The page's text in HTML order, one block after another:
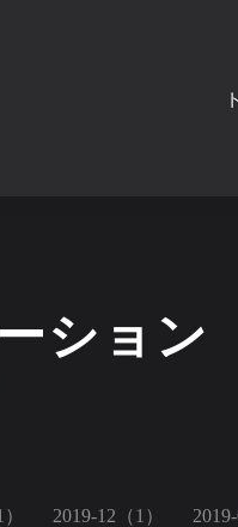
ション
2019-12（1）